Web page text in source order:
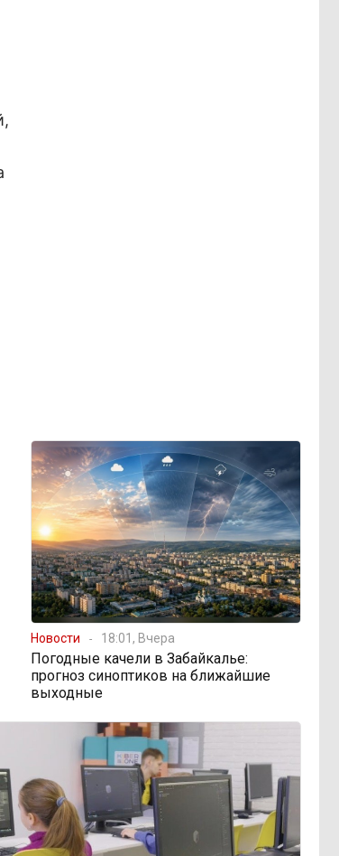
Новости 18:01, Вчера
Погодные качели в Забайкалье:
прогноз синоптиков на ближайшие
выходные